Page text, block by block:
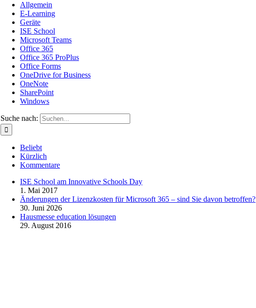
Allgemein
E-Learning
Geräte
ISE School
Microsoft Teams
Office 365
Office 365 ProPlus
Office Forms
OneDrive for Business
OneNote
SharePoint
Windows
Suche nach:
Beliebt
Kürzlich
Kommentare
ISE School am Innovative Schools Day
1. Mai 2017
Änderungen der Lizenzkosten für Microsoft 365 – sind Sie davon betroffen?
30. Juni 2026
Hausmesse education lösungen
29. August 2016